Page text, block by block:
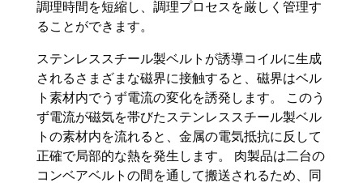
調理時間を短縮し、調理プロセスを厳しく管理す
ることができます。
ステンレススチール製ベルトが誘導コイルに生成
されるさまざまな磁界に接触すると、磁界はベル
ト素材内でうず電流の変化を誘発します。 このう
ず電流が磁気を帯びたステンレススチール製ベル
トの素材内を流れると、金属の電気抵抗に反して
正確で局部的な熱を発生します。 肉製品は二台の
コンベアベルトの間を通して搬送されるため、同